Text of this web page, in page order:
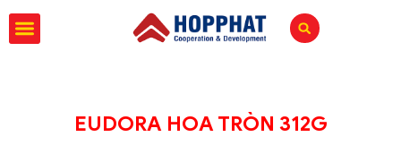
EUDORA HOA TRÒN 312G